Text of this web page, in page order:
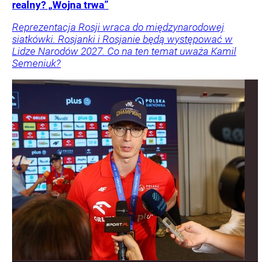
realny? „Wojna trwa”
Reprezentacja Rosji wraca do międzynarodowej
siatkówki. Rosjanki i Rosjanie będą występować w
Lidze Narodów 2027. Co na ten temat uważa Kamil
Semeniuk?